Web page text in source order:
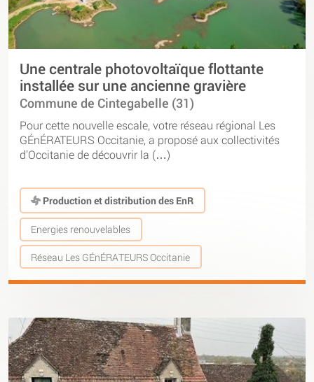
Une centrale photovoltaïque flottante
installée sur une ancienne gravière
Commune de Cintegabelle (31)
Pour cette nouvelle escale, votre réseau régional Les
GÉnÉRATEURS Occitanie, a proposé aux collectivités
d’Occitanie de découvrir la (…)
Production et distribution des EnR
Energies renouvelables
Réseau Les GÉnÉRATEURS Occitanie